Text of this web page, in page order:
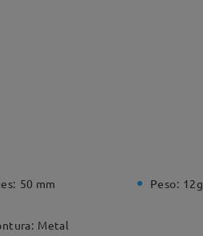
50 mm Peso: 12g
Metal